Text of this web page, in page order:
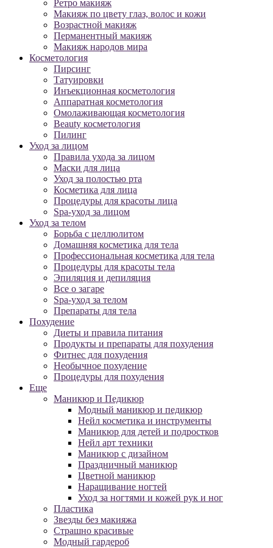
Ретро макияж
Макияж по цвету глаз, волос и кожи
Возрастной макияж
Перманентный макияж
Макияж народов мира
Косметология
Пирсинг
Татуировки
Инъекционная косметология
Аппаратная косметология
Омолаживающая косметология
Beauty косметология
Пилинг
Уход за лицом
Правила ухода за лицом
Маски для лица
Уход за полостью рта
Косметика для лица
Процедуры для красоты лица
Spa-уход за лицом
Уход за телом
Борьба с целлюлитом
Домашняя косметика для тела
Профессиональная косметика для тела
Процедуры для красоты тела
Эпиляция и депиляция
Все о загаре
Spa-уход за телом
Препараты для тела
Похудение
Диеты и правила питания
Продукты и препараты для похудения
Фитнес для похудения
Необычное похудение
Процедуры для похудения
Еще
Маникюр и Педикюр
Модный маникюр и педикюр
Нейл косметика и инструменты
Маникюр для детей и подростков
Нейл арт техники
Маникюр с дизайном
Праздничный маникюр
Цветной маникюр
Наращивание ногтей
Уход за ногтями и кожей рук и ног
Пластика
Звезды без макияжа
Страшно красивые
Модный гардероб